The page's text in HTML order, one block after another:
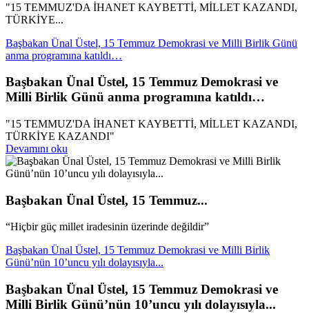
"15 TEMMUZ'DA İHANET KAYBETTİ, MİLLET KAZANDI,
TÜRKİYE...
Başbakan Ünal Üstel, 15 Temmuz Demokrasi ve Milli Birlik Günü
anma programına katıldı…
Başbakan Ünal Üstel, 15 Temmuz Demokrasi ve
Milli Birlik Günü anma programına katıldı…
"15 TEMMUZ'DA İHANET KAYBETTİ, MİLLET KAZANDI,
TÜRKİYE KAZANDI"
Devamını oku
Başbakan Ünal Üstel, 15 Temmuz...
“Hiçbir güç millet iradesinin üzerinde değildir”
Başbakan Ünal Üstel, 15 Temmuz Demokrasi ve Milli Birlik
Günü’nün 10’uncu yılı dolayısıyla...
Başbakan Ünal Üstel, 15 Temmuz Demokrasi ve
Milli Birlik Günü’nün 10’uncu yılı dolayısıyla...